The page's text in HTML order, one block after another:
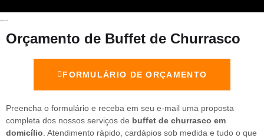
Orçamento de Buffet de Churrasco
FORMULÁRIO DE ORÇAMENTO
Preencha o formulário e receba em seu e-mail uma proposta
completa dos nossos serviços de buffet de churrasco em
domicílio . Atendimento rápido, cardápios sob medida e tudo o que